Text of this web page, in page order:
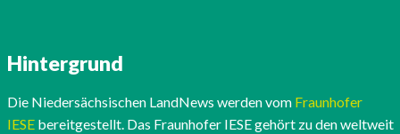
Hintergrund
Die Niedersächsischen LandNews werden vom Fraunhofer
IESEbereitgestellt. Das Fraunhofer IESE gehört zu den weltweit